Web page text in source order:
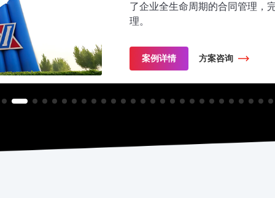
了企业全生命周期的合同管理，
理。
案例详情 方案咨询